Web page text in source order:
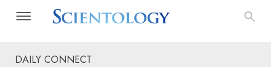
DAILY CONNECT